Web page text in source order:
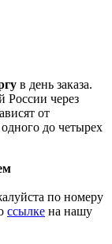
в день заказа.
России через
от
до четырех
по номеру
ссылке на нашу